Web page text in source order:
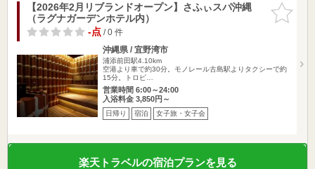
お気に入
りに追加
【2026年2月リブランドオープン】さふぃスパ沖縄
（ラグナガーデンホテル内）
-点/ 0 件
沖縄県 / 宜野湾市
浦添前田駅4.10km
空港より車で約30分。モノレール古島駅よりタクシーで約
15分。トロピ…
営業時間 6:00～24:00
入浴料金 3,850円～
日帰り 宿泊 女子旅・女子会
楽天トラベルの宿泊プランを見る